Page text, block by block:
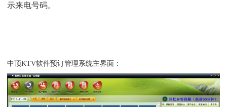
示来电号码。
中顶KTV软件预订管理系统主界面：